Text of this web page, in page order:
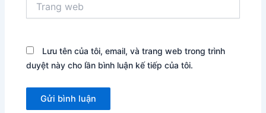
web
Lưu tên của tôi, email, và trang web trong trình
duyệt này cho lần bình luận kế tiếp của tôi.